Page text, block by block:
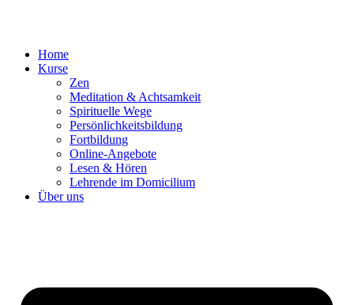
Home
Kurse
Zen
Meditation & Achtsamkeit
Spirituelle Wege
Persönlichkeitsbildung
Fortbildung
Online-Angebote
Lesen & Hören
Lehrende im Domicilium
Über uns